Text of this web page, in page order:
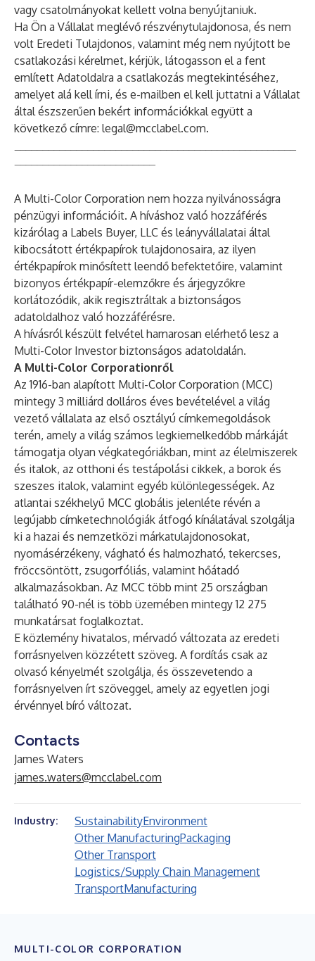
vagy csatolmányokat kellett volna benyújtaniuk.
Ha Ön a Vállalat meglévő részvénytulajdonosa, és nem
volt Eredeti Tulajdonos, valamint még nem nyújtott be
csatlakozási kérelmet, kérjük, látogasson el a fent
említett Adatoldalra a csatlakozás megtekintéséhez,
amelyet alá kell írni, és e-mailben el kell juttatni a Vállalat
által észszerűen bekért információkkal együtt a
következő címre: legal@mcclabel.com.
A Multi-Color Corporation nem hozza nyilvánosságra
pénzügyi információit. A híváshoz való hozzáférés
kizárólag a Labels Buyer, LLC és leányvállalatai által
kibocsátott értékpapírok tulajdonosaira, az ilyen
értékpapírok minősített leendő befektetőire, valamint
bizonyos értékpapír-elemzőkre és árjegyzőkre
korlátozódik, akik regisztráltak a biztonságos
adatoldalhoz való hozzáférésre.
A hívásról készült felvétel hamarosan elérhető lesz a
Multi-Color Investor biztonságos adatoldalán.
A Multi-Color Corporationről
Az 1916-ban alapított Multi-Color Corporation (MCC)
mintegy 3 milliárd dolláros éves bevételével a világ
vezető vállalata az első osztályú címkemegoldások
terén, amely a világ számos legkiemelkedőbb márkáját
támogatja olyan végkategóriákban, mint az élelmiszerek
és italok, az otthoni és testápolási cikkek, a borok és
szeszes italok, valamint egyéb különlegességek. Az
atlantai székhelyű MCC globális jelenléte révén a
legújabb címketechnológiák átfogó kínálatával szolgálja
ki a hazai és nemzetközi márkatulajdonosokat,
nyomásérzékeny, vágható és halmozható, tekercses,
fröccsöntött, zsugorfóliás, valamint hőátadó
alkalmazásokban. Az MCC több mint 25 országban
található 90-nél is több üzemében mintegy 12 275
munkatársat foglalkoztat.
E közlemény hivatalos, mérvadó változata az eredeti
forrásnyelven közzétett szöveg. A fordítás csak az
olvasó kényelmét szolgálja, és összevetendo a
forrásnyelven írt szöveggel, amely az egyetlen jogi
érvénnyel bíró változat.
Contacts
James Waters
james.waters@mcclabel.com
Industry: SustainabilityEnvironment
Other ManufacturingPackaging
Other Transport
Logistics/Supply Chain Management
TransportManufacturing
MULTI-COLOR CORPORATION